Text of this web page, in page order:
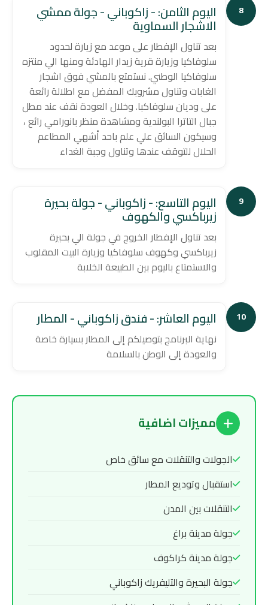
8 اليوم الثامن: - زاكوباني - جولة ممشي
الاشجار السماوية
بعد تناول الإفطار على موعد مع زيارة لحدود
سلوفاكيا وزيارة قرية زيدار الهادئة ومنها الي منتزه
سلوفاكيا الوطني. نستمتع بالمشي فوق اشجار
الغابات وتناول مشروبك المفضل مع اطلالة رائعة
على وديان سلوفاكبا. وخلال العودة نقف عند مطل
جبال التاترا البولندية ومشاهدة منظر بانورامي رائع ،
وسيكون السائق علي علم باحد أشهي المطاعم
الحلال للتوقف عندها وتناول وجبة الغداء
9 اليوم التاسع: - زاكوباني - جولة بحيرة
زيرباكسي والكهوف
بعد تناول الإفطار الخروج في جولة الي بحيرة
زيرباكسي وكهوف سلوفاكيا وزيارة البيت المقلوب
والاستمتاع باليوم بين الطبيعة الخلابة
10 اليوم العاشر: - فندق زاكوباني - المطار
نهاية البرنامج بتوصيلكم إلى المطار بسيارة خاصة
والعودة إلى الوطن بالسلامة
مميزات اضافية
الجولات والتنقلات مع سائق خاص
استقبال وتوديع المطار
التنقلات بين المدن
جولة مدينة براغ
جولة مدينة كراكوف
جولة البحيرة والتليفريك زاكوباني